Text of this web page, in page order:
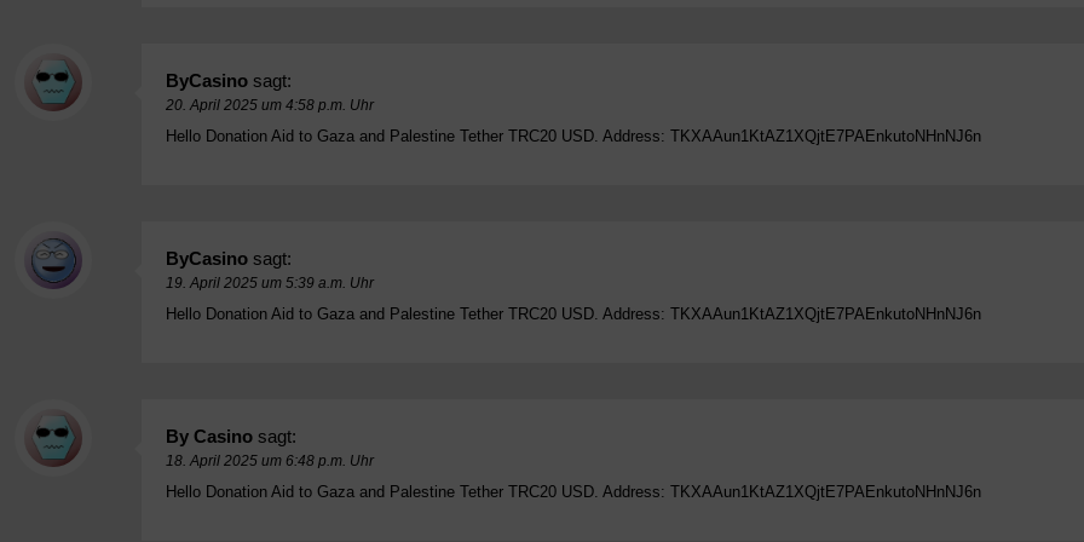
ByCasino sagt:
20. April 2025 um 4:58 p.m. Uhr
Hello Donation Aid to Gaza and Palestine Tether TRC20 USD. Address: TKXAAun1KtAZ1XQjtE7PAEnkutoNHnNJ6n
ByCasino sagt:
19. April 2025 um 5:39 a.m. Uhr
Hello Donation Aid to Gaza and Palestine Tether TRC20 USD. Address: TKXAAun1KtAZ1XQjtE7PAEnkutoNHnNJ6n
By Casino sagt:
18. April 2025 um 6:48 p.m. Uhr
Hello Donation Aid to Gaza and Palestine Tether TRC20 USD. Address: TKXAAun1KtAZ1XQjtE7PAEnkutoNHnNJ6n